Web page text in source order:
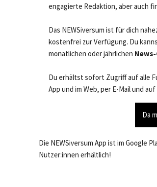
engagierte Redaktion, aber auch
Das NEWSiversum ist für dich
kostenfrei zur Verfügung. Du
monatlichen oder jährlichen
Du erhältst sofort Zugriff auf alle
App und im Web, per E-Mail und
Da
Die NEWSiversum App ist im Google
Nutzer:innen erhältlich!